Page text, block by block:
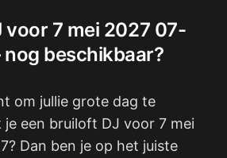
voor 7 mei 2027 07-
beschikbaar?
om jullie grote dag te
je een bruiloft DJ voor 7 mei
Dan ben je op het juiste